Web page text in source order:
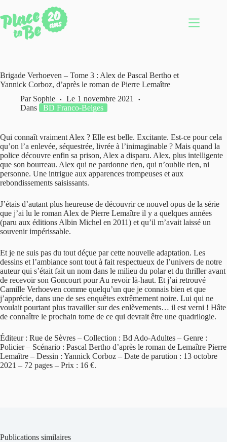
au
contenu
Brigade Verhoeven – Tome 3 : Alex de Pascal Bertho et
Yannick Corboz, d’après le roman de Pierre Lemaître
Par Sophie Le 1 novembre 2021
Dans
BD Franco-Belges
Qui connaît vraiment Alex ? Elle est belle. Excitante. Est-ce pour cela
qu’on l’a enlevée, séquestrée, livrée à l’inimaginable ? Mais quand la
police découvre enfin sa prison, Alex a disparu. Alex, plus intelligente
que son bourreau. Alex qui ne pardonne rien, qui n’oublie rien, ni
personne. Une intrigue aux apparences trompeuses et aux
rebondissements saisissants.
J’étais d’autant plus heureuse de découvrir ce nouvel opus de la série
que j’ai lu le roman Alex de Pierre Lemaître il y a quelques années
(paru aux éditions Albin Michel en 2011) et qu’il m’avait laissé un
souvenir impérissable.
Et je ne suis pas du tout déçue par cette nouvelle adaptation. Les
dessins et l’ambiance sont tout à fait respectueux de l’univers de notre
auteur qui s’était fait un nom dans le milieu du polar et du thriller avant
de recevoir son Goncourt pour Au revoir là-haut. Et j’ai retrouvé
Camille Verhoeven comme quelqu’un que je connais bien et que
j’apprécie, dans une de ses enquêtes extrêmement noire. Lui qui ne
voulait pourtant plus travailler sur des enlèvements… il est verni ! Hâte
de connaître le prochain tome de ce qui devrait être une quadrilogie.
Éditeur : Rue de Sèvres – Collection : Bd Ado-Adultes – Genre :
Policier – Scénario : Pascal Bertho d’après le roman de Lemaître Pierre
Lemaître – Dessin : Yannick Corboz – Date de parution : 13 octobre
2021 – 72 pages – Prix : 16 €.
Publications similaires